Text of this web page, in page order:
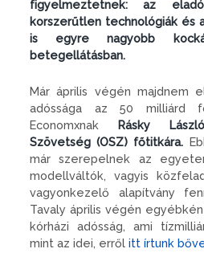
figyelmeztetnek: az
korszerűtlen technológiák és
is egyre nagyobb
betegellátásban.
Már április végén majdnem
adóssága az 50 milliárd
Economxnak Rásky
Szövetség (OSZ) főtitkára.
már szerepelnek az
modellváltók, vagyis
vagyonkezelő alapítvány
Tavaly április végén
kórházi adósság, ami
mint az idei, erről itt írtunk